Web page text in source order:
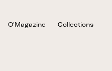
O'Magazine Collections